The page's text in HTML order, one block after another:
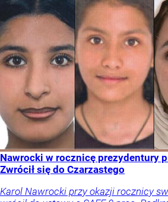
Nawrocki w rocznicę prezydentury
Zwrócił się do Czarzastego
Karol Nawrocki przy okazji rocznicy